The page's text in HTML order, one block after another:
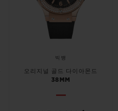
빅뱅
오리지널 골드 다이아몬드
38MM